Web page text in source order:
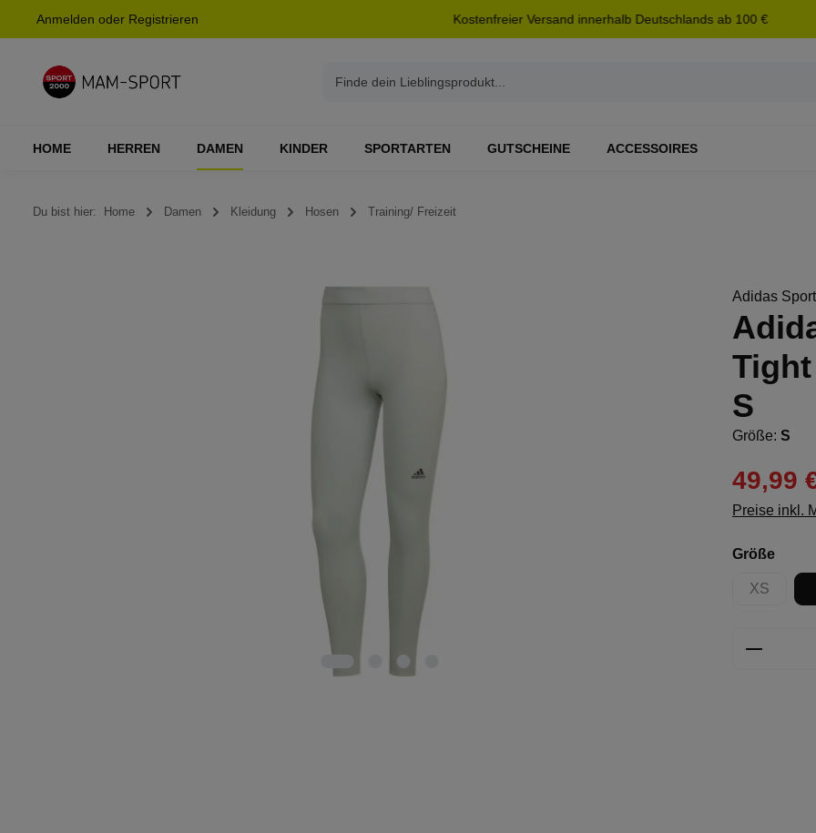
Zur Hauptnavigation springen
Anmelden oder Registrieren Kostenfreier Versand innerhalb Deutschlands ab 100 €
HOME HERREN DAMEN KINDER SPORTARTEN GUTSCHEINE ACCESSOIRES
Du bist hier: Home Damen Kleidung Hosen Training/ Freizeit
Adidas
S
Größe: S
49,99
Preise inkl.
Größe
XS
(Diese